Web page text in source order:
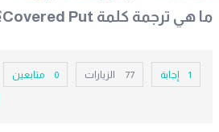
ما هي ترجمة كلمة Covered Put؟
‫1 إجابة 77 الزيارات 0 متابعين